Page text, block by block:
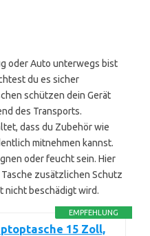
oder Auto unterwegs bist
du es sicher
schützen dein Gerät
des Transports.
dass du Zubehör wie
mitnehmen kannst.
oder feucht sein. Hier
zusätzlichen Schutz
nicht beschädigt wird.
EMPFEHLUNG
15 Zoll,